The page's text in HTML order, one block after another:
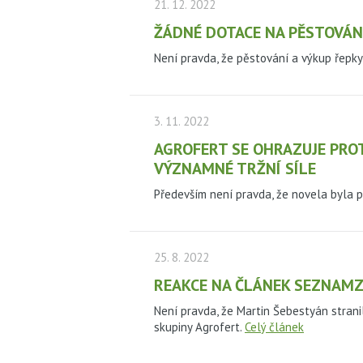
21. 12. 2022
ŽÁDNÉ DOTACE NA
Není pravda, že pěstování a výkup
3. 11. 2022
AGROFERT SE OHRAZUJE
VÝZNAMNÉ TRŽNÍ SÍLE
Především není pravda, že novela byla
25. 8. 2022
REAKCE NA ČLÁNEK
Není pravda, že Martin Šebestyán
skupiny Agrofert. Celý článek